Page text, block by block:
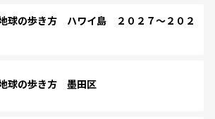
球の歩き方 ハワイ島 ２０２７～２０２
球の歩き方 墨田区